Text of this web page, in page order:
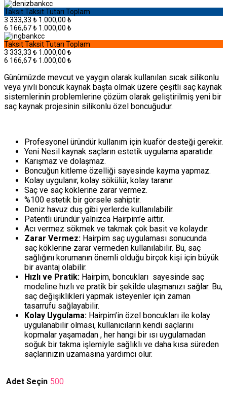
TaksitTaksit Tutarı Toplam
3 333,33 ₺ 1.000,00 ₺
6 166,67 ₺ 1.000,00 ₺
TaksitTaksit Tutarı Toplam
3 333,33 ₺ 1.000,00 ₺
6 166,67 ₺ 1.000,00 ₺
Günümüzde mevcut ve yaygın olarak kullanılan sıcak silikonlu
veya yivli boncuk kaynak başta olmak üzere çeşitli saç kaynak
sistemlerinin problemlerine çözüm olarak geliştirilmiş yeni bir
saç kaynak projesinin silikonlu özel boncuğudur.
Profesyonel üründür kullanım için kuaför desteği gerekir.
Yeni Nesil kaynak saçların estetik uygulama aparatıdır.
Karışmaz ve dolaşmaz.
Boncuğun kitleme özelliği sayesinde kayma yapmaz.
Kolay uygulanır, kolay sökülür, kolay taranır.
Saç ve saç köklerine zarar vermez.
%100 estetik bir görsele sahiptir.
Deniz havuz duş gibi yerlerde kullanılabilir.
Patentli üründür yalnızca Hairpim’e aittir.
Acı vermez sökmek ve takmak çok basit ve kolaydır.
Zarar Vermez: Hairpim saç uygulaması sonucunda
saç köklerine zarar vermeden kullanılabilir. Bu, saç
sağlığını korumanın önemli olduğu birçok kişi için büyük
bir avantaj olabilir.
Hızlı ve Pratik: Hairpim, boncukları sayesinde saç
modeline hızlı ve pratik bir şekilde ulaşmanızı sağlar. Bu,
saç değişiklikleri yapmak isteyenler için zaman
tasarrufu sağlayabilir.
Kolay Uygulama: Hairpim’in özel boncukları ile kolay
uygulanabilir olması, kullanıcıların kendi saçlarını
kopmalar yaşamadan , her hangi bir ısı uygulamadan
soğuk bir takma işlemiyle sağlıklı ve daha kısa süreden
saçlarınızın uzamasına yardımcı olur.
Adet Seçin 500